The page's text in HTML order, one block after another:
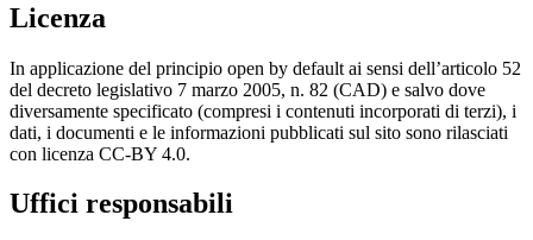
Licenza
In applicazione del principio open by default ai sensi dell’articolo 52
del decreto legislativo 7 marzo 2005, n. 82 (CAD) e salvo dove
diversamente specificato (compresi i contenuti incorporati di terzi), i
dati, i documenti e le informazioni pubblicati sul sito sono rilasciati
con licenza CC-BY 4.0.
Uffici responsabili